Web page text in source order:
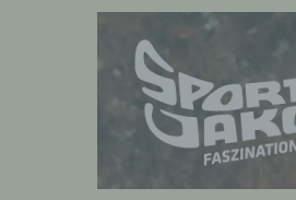
Verarbeitung
darin besteht, dass diese
personenbezogenen
werden, um bestimmte
die sich auf eine
zu bewerten,
bezüglich Arbeitsleistung,
Lage, Gesundheit,
Interessen,
Aufenthaltsort oder